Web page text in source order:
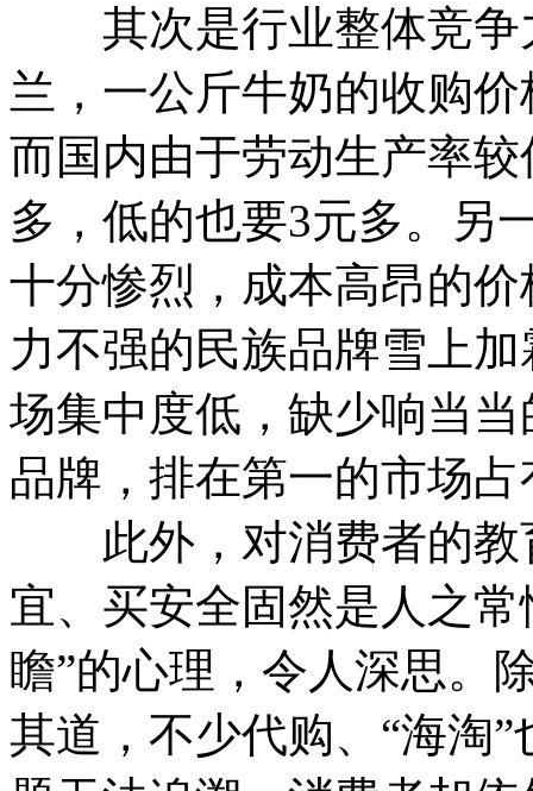
其次是行业整体竞争
兰，一公斤牛奶的收购
而国内由于劳动生产率
多，低的也要3元多。另
十分惨烈，成本高昂的
力不强的民族品牌雪上
场集中度低，缺少响当
品牌，排在第一的市场
此外，对消费者的教
宜、买安全固然是人之
瞻”的心理，令人深思。
其道，不少代购、“海淘